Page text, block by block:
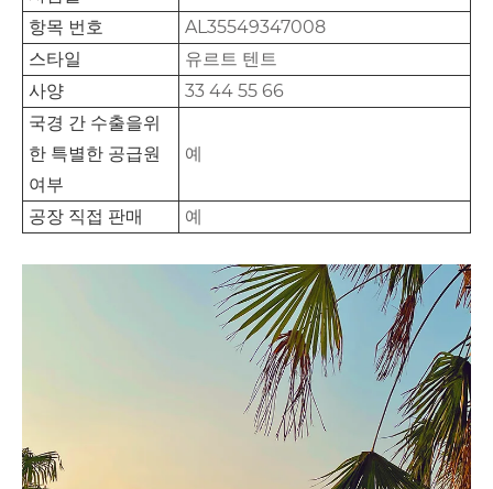
항목 번호
AL35549347008
스타일
유르트 텐트
사양
33 44 55 66
국경 간 수출을위
한 특별한 공급원
여부
예
공장 직접 판매 예